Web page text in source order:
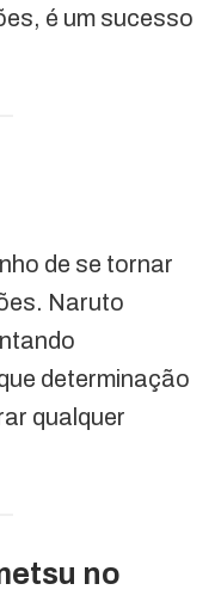
é um sucesso
de se tornar
Naruto
determinação
qualquer
no